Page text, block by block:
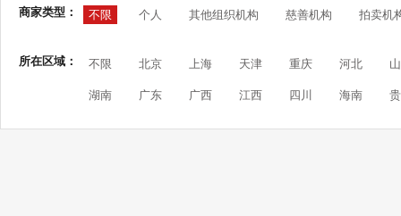
商家类型： 不限 个人 其他组织机构 慈善机构 拍卖机
所在区域： 不限 北京 上海 天津 重庆 河北
湖南 广东 广西 江西 四川 海南